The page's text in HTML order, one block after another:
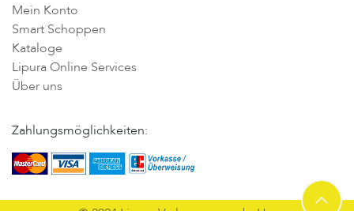
Mein Konto
Smart Schoppen
Kataloge
Lipura Online Services
Über uns
Zahlungsmöglichkeiten: